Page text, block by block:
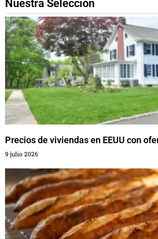
Nuestra Selección
Precios de viviendas en EEUU con
9 julio 2026